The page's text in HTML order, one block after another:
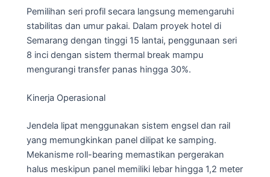
Pemilihan seri profil secara langsung memengaruhi
stabilitas dan umur pakai. Dalam proyek hotel di
Semarang dengan tinggi 15 lantai, penggunaan seri
8 inci dengan sistem thermal break mampu
mengurangi transfer panas hingga 30%.
Kinerja Operasional
Jendela lipat menggunakan sistem engsel dan rail
yang memungkinkan panel dilipat ke samping.
Mekanisme roll-bearing memastikan pergerakan
halus meskipun panel memiliki lebar hingga 1,2 meter